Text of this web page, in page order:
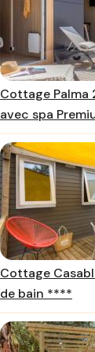
Cottage Palma
avec spa
Cottage
de bain ****